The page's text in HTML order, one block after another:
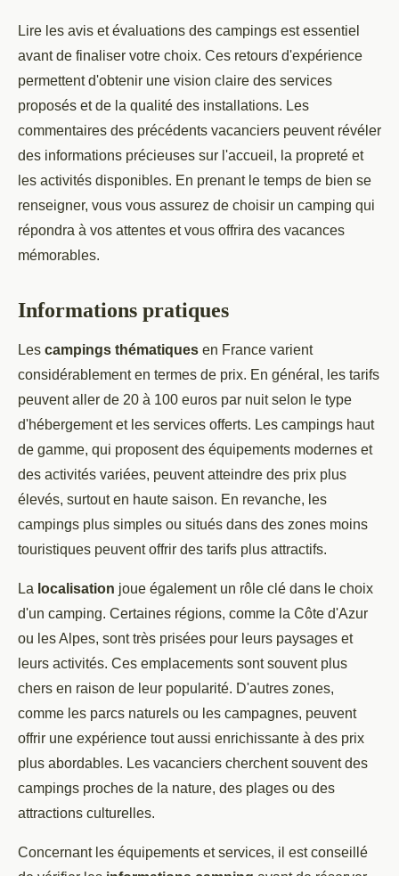
Lire les avis et évaluations des campings est essentiel
avant de finaliser votre choix. Ces retours d'expérience
permettent d'obtenir une vision claire des services
proposés et de la qualité des installations. Les
commentaires des précédents vacanciers peuvent révéler
des informations précieuses sur l'accueil, la propreté et
les activités disponibles. En prenant le temps de bien se
renseigner, vous vous assurez de choisir un camping qui
répondra à vos attentes et vous offrira des vacances
mémorables.
Informations pratiques
Les campings thématiques en France varient
considérablement en termes de prix. En général, les tarifs
peuvent aller de 20 à 100 euros par nuit selon le type
d'hébergement et les services offerts. Les campings haut
de gamme, qui proposent des équipements modernes et
des activités variées, peuvent atteindre des prix plus
élevés, surtout en haute saison. En revanche, les
campings plus simples ou situés dans des zones moins
touristiques peuvent offrir des tarifs plus attractifs.
La localisation joue également un rôle clé dans le choix
d'un camping. Certaines régions, comme la Côte d'Azur
ou les Alpes, sont très prisées pour leurs paysages et
leurs activités. Ces emplacements sont souvent plus
chers en raison de leur popularité. D'autres zones,
comme les parcs naturels ou les campagnes, peuvent
offrir une expérience tout aussi enrichissante à des prix
plus abordables. Les vacanciers cherchent souvent des
campings proches de la nature, des plages ou des
attractions culturelles.
Concernant les équipements et services, il est conseillé